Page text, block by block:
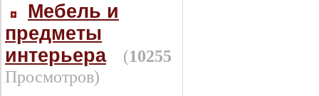
Мебель и
предметы
интерьера
(10255
Просмотров)